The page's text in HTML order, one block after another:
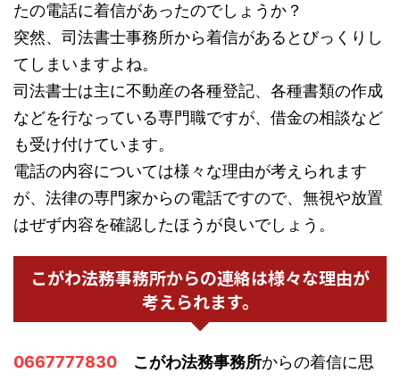
たの電話に着信があったのでしょうか？
突然、司法書士事務所から着信があるとびっくりし
てしまいますよね。
司法書士は主に不動産の各種登記、各種書類の作成
などを行なっている専門職ですが、借金の相談など
も受け付けています。
電話の内容については様々な理由が考えられます
が、法律の専門家からの電話ですので、無視や放置
はぜず内容を確認したほうが良いでしょう。
こがわ法務事務所からの連絡は様々な理由が
考えられます。
0667777830 こがわ法務事務所からの着信に思